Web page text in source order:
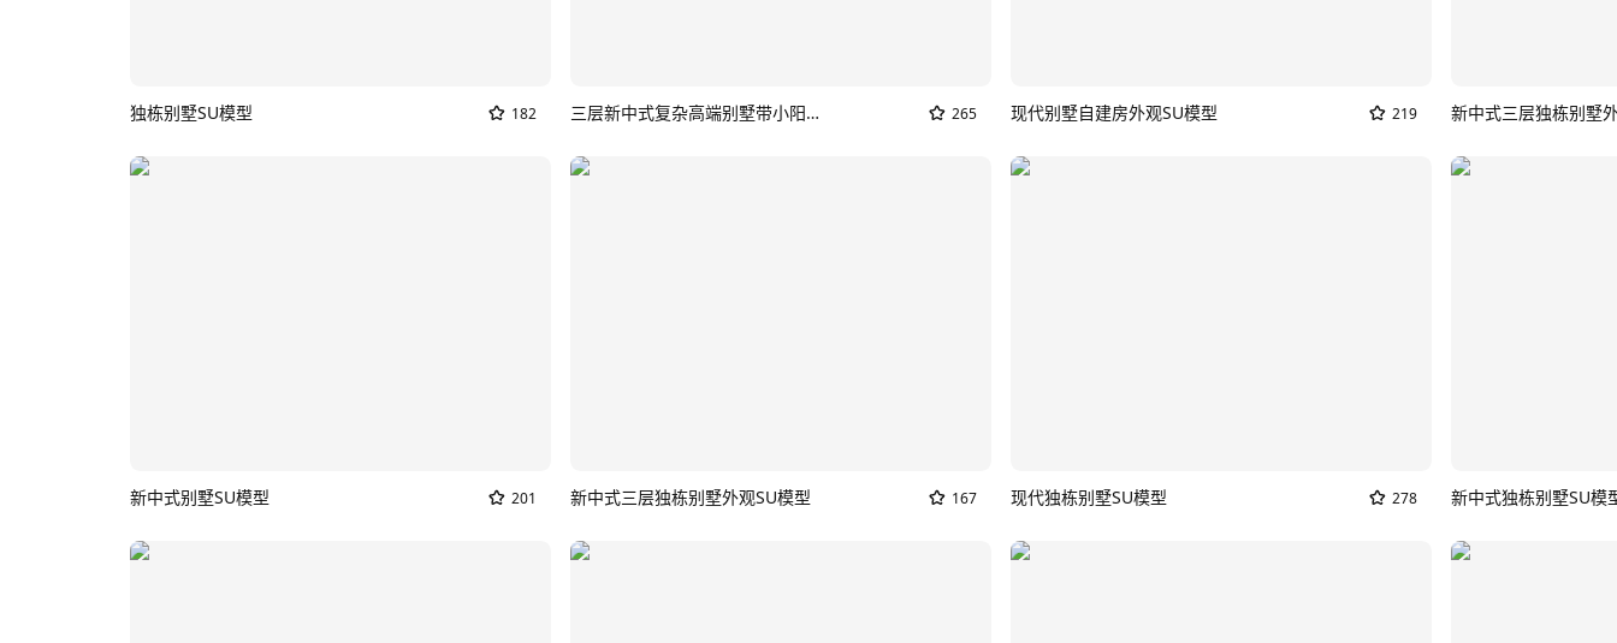
独栋别墅SU模型 182 三层新中式复杂高端别墅带小阳台SU模型 265 现代别墅自建房外观SU模型 219 新中式三层独栋别墅
新中式别墅SU模型 201 新中式三层独栋别墅外观SU模型 167 现代独栋别墅SU模型 278 新中式独栋别墅SU模